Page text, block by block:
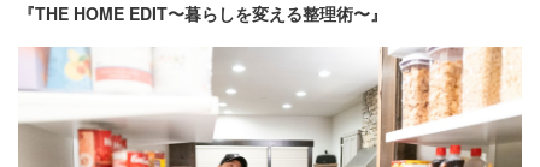
『THE HOME EDIT〜暮らしを変える整理術〜』